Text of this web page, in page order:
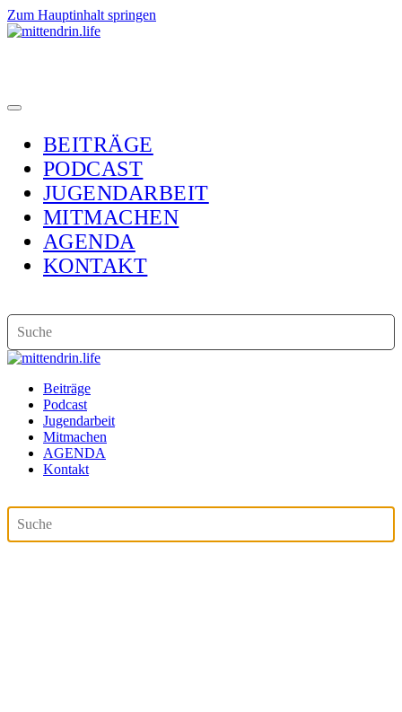
Zum Hauptinhalt springen
BEITRÄGE
PODCAST
JUGENDARBEIT
MITMACHEN
AGENDA
KONTAKT
Beiträge
Podcast
Jugendarbeit
Mitmachen
AGENDA
Kontakt